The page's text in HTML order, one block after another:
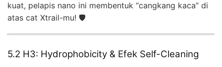
kuat, pelapis nano ini membentuk “cangkang kaca” di
atas cat Xtrail-mu! 🛡️
5.2 H3: Hydrophobicity & Efek Self-Cleaning